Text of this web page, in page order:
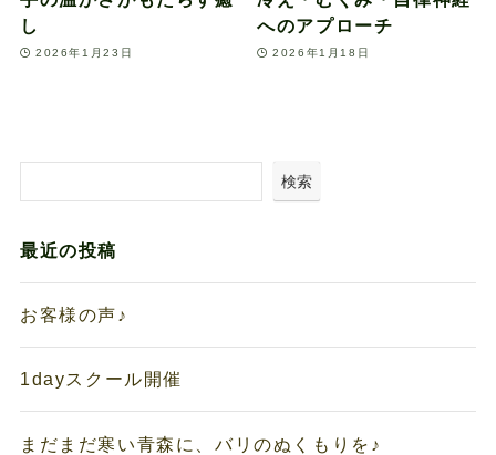
し
2026年1月23日
へのアプローチ
2026年1月18日
検索
最近の投稿
お客様の声♪
1dayスクール開催
まだまだ寒い青森に、バリのぬくもりを♪